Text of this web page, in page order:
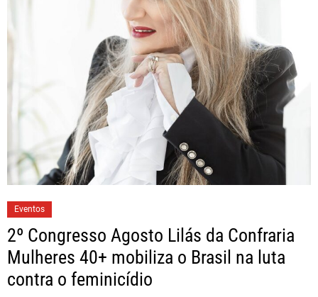
Eventos
2º Congresso Agosto Lilás da Confraria
Mulheres 40+ mobiliza o Brasil na luta
contra o feminicídio